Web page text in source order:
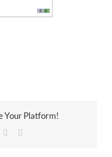
Your Platform!